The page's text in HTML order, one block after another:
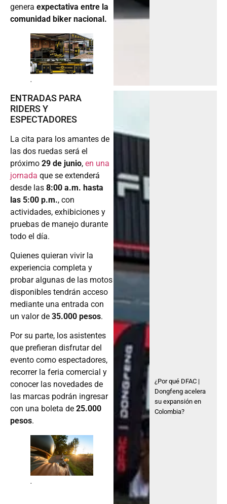
genera expectativa entre la
comunidad biker nacional.
.
ENTRADAS PARA
RIDERS Y
ESPECTADORES
La cita para los amantes de
las dos ruedas será el
próximo 29 de junio, en una
jornada que se extenderá
desde las 8:00 a.m. hasta
las 5:00 p.m., con
actividades, exhibiciones y
pruebas de manejo durante
todo el día.
Quienes quieran vivir la
experiencia completa y
probar algunas de las motos
disponibles tendrán acceso
mediante una entrada con
un valor de 35.000 pesos.
Por su parte, los asistentes
que prefieran disfrutar del
evento como espectadores,
recorrer la feria comercial y
conocer las novedades de
las marcas podrán ingresar
con una boleta de 25.000
pesos.
.
¿Por qué DFAC |
Dongfeng acelera
su expansión en
Colombia?